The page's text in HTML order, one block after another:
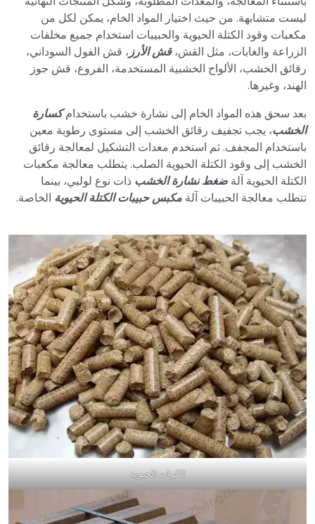
ليست متشابهة. من حيث اختيار المواد الخام، يمكن لكل من
مكعبات وقود الكتلة الحيوية والحبيبات استخدام جميع مخلفات
الزراعة والغابات، مثل القش،قش الأرز، قش الفول السوداني،
رقائق الخشب، الألواح الخشبية المستخدمة، الفروع، قش جوز
الهند، وغيرها.
بعد سحق هذه المواد الخام إلى نشارة خشب باستخدامكسارة
الخشب، يجب تجفيف رقائق الخشب إلى مستوى رطوبة معين
باستخدام المجفف. ثم استخدم معدات التشكيل لمعالجة رقائق
الخشب إلى وقود الكتلة الحيوية الصلب. يتطلب معالجة مكعبات
الكتلة الحيوية آلة ضغط نشارة الخشب ذات نوع لولبي، بينما
تتطلب معالجة الحبيبات آلة مكبس حبيبات الكتلة الحيوية الخاصة.
الكرات الحيوية